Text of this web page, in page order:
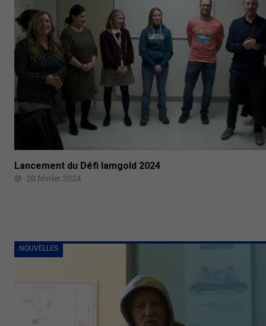
Lancement du Défi Iamgold 2024
20 février 2024
NOUVELLES